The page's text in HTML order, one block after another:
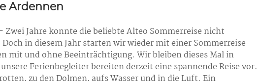
Ardennen
Zwei Jahre konnte die beliebte Alteo Sommerreise nicht
in diesem Jahr starten wir wieder mit einer Sommerreise
mit und ohne Beeinträchtigung. Wir bleiben dieses Mal in
Ferienbegleiter bereiten derzeit eine spannende Reise vor.